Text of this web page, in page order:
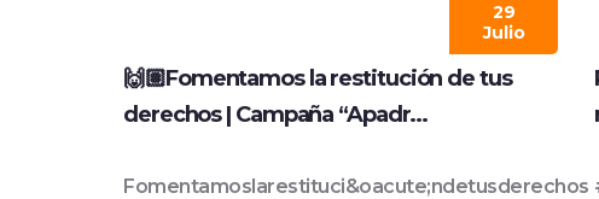
29
Julio
🙌🏽Fomentamos la restitución de tus
derechos | Campaña “Apadr...
Fomentamoslarestituci&oacute;ndetusderechos